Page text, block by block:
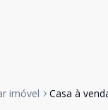
imóvel Casa à